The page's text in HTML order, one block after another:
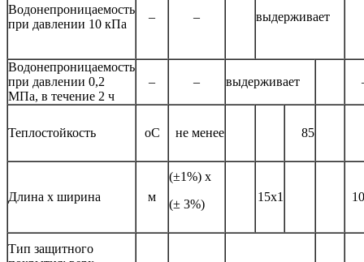
Водонепроницаемость
при давлении 10 кПа
– – выдерживает
Водонепроницаемость
при давлении 0,2
МПа, в течение 2 ч
– – выдерживает
Теплостойкость оС не менее 85
Длина х ширина м
(±1%) х
(± 3%)
15х1
Тип защитного